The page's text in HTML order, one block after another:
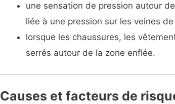
une sensation de pression autour
liée à une pression sur les veines
lorsque les chaussures, les
serrés autour de la zone enflée.
Causes et facteurs de